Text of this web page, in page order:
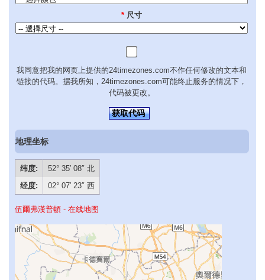
* 尺寸
我同意把我的网页上提供的24timezones.com不作任何修改的文本和
链接的代码。据我所知，24timezones.com可能终止服务的情况下，
代码被更改。
获取代码
地理坐标
纬度:
52° 35′ 08″ 北
经度:
02° 07′ 23″ 西
伍爾弗漢普頓 - 在线地图